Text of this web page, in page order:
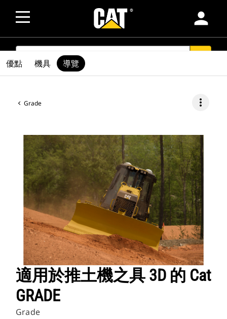
person
SEARCH
Grade more_vert
適用於推土機之具 3D 的 Cat
GRADE
Grade
優點 機具 導覽